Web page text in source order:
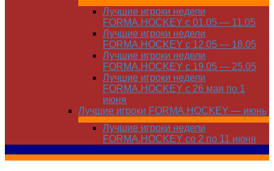
Лучшие игроки недели
FORMA.HOCKEY с 01.05 — 11.05
Лучшие игроки недели
FORMA.HOCKEY с 12.05 — 18.05
Лучшие игроки недели
FORMA.HOCKEY с 19.05 — 25.05
Лучшие игроки недели
FORMA.HOCKEY с 26 мая по 1
июня
Лучшие игроки FORMA.HOCKEY — июнь
Лучшие игроки недели
FORMA.HOCKEY со 2 по 11 июня